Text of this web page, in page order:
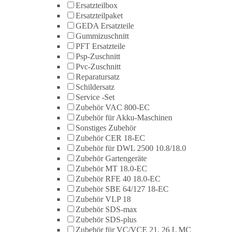
Ersatzteilbox
Ersatzteilpaket
GEDA Ersatzteile
Gummizuschnitt
PFT Ersatzteile
Psp-Zuschnitt
Pvc-Zuschnitt
Reparatursatz
Schildersatz
Service -Set
Zubehör VAC 800-EC
Zubehör für Akku-Maschinen
Sonstiges Zubehör
Zubehör CER 18-EC
Zubehör für DWL 2500 10.8/18.0
Zubehör Gartengeräte
Zubehör MT 18.0-EC
Zubehör RFE 40 18.0-EC
Zubehör SBE 64/127 18-EC
Zubehör VLP 18
Zubehör SDS-max
Zubehör SDS-plus
Zubehör für VC/VCE 21, 26 L MC